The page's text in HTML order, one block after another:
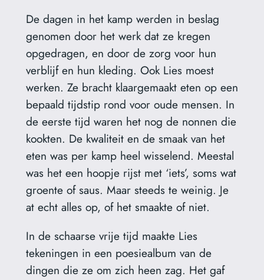
De dagen in het kamp werden in beslag
genomen door het werk dat ze kregen
opgedragen, en door de zorg voor hun
verblijf en hun kleding. Ook Lies moest
werken. Ze bracht klaargemaakt eten op een
bepaald tijdstip rond voor oude mensen. In
de eerste tijd waren het nog de nonnen die
kookten. De kwaliteit en de smaak van het
eten was per kamp heel wisselend. Meestal
was het een hoopje rijst met ‘iets’, soms wat
groente of saus. Maar steeds te weinig. Je
at echt alles op, of het smaakte of niet.
In de schaarse vrije tijd maakte Lies
tekeningen in een poesiealbum van de
dingen die ze om zich heen zag. Het gaf